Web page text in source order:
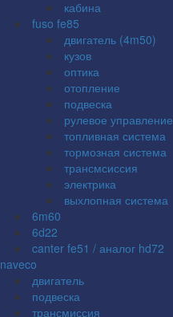
кабина
fuso fe85
двигатель (4m50)
кузов
оптика
отопление
подвеска
рулевое управление
топливная система
тормозная система
трансмсиссия
электрика
выхлопная система
6m60
6d22
canter fe51 / аналог hd72
naveco
двигатель
подвеска
трансмиссия